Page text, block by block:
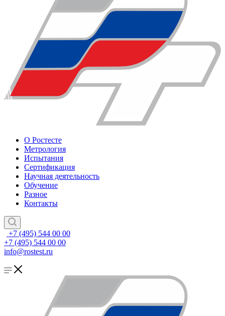
О Ростесте
Метрология
Испытания
Сертификация
Научная деятельность
Обучение
Разное
Контакты
+7 (495) 544 00 00
+7 (495) 544 00 00
info@rostest.ru